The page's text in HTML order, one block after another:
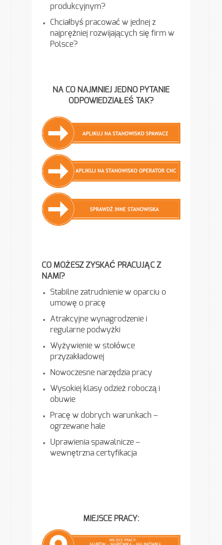
produkcyjnym?
Chciałbyś pracować w jednej z
najprężniej rozwijających się firm w
Polsce?
NA CO NAJMNIEJ JEDNO PYTANIE
ODPOWIEDZIAŁEŚ TAK?
CO MOŻESZ ZYSKAĆ PRACUJĄC Z
NAMI?
Stabilne zatrudnienie w oparciu o
umowę o pracę
Atrakcyjne wynagrodzenie i
regularne podwyżki
Wyżywienie w stołówce
przyzakładowej
Nowoczesne narzędzia pracy
Wysokiej klasy odzież roboczą i
obuwie
Pracę w dobrych warunkach –
ogrzewane hale
Uprawienia spawalnicze –
wewnętrzna certyfikacja
MIEJSCE PRACY: